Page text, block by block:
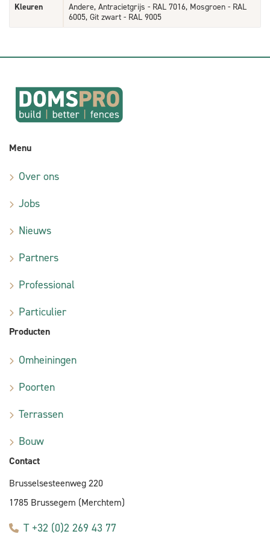
Kleuren
Andere, Antracietgrijs - RAL 7016, Mosgroen - RAL
6005, Git zwart - RAL 9005
Menu
Over ons
Jobs
Nieuws
Partners
Professional
Particulier
Producten
Omheiningen
Poorten
Terrassen
Bouw
Contact
Brusselsesteenweg 220
1785 Brussegem (Merchtem)
T +32 (0)2 269 43 77